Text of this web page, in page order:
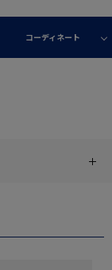
コーディネート